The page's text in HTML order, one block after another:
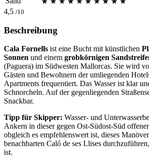
4,5 /10
Beschreibung
Cala Fornells ist eine Bucht mit künstlichen
Sonnen und einem grobkörnigen
(Paguera) im Südwesten Mallorcas. Sie wird
Gästen und Bewohnern der umliegenden
Apartments frequentiert. Das Wasser ist klar
Schnorcheln. Auf der gegenliegenden
Snackbar.
Tipp für Skipper: Wasser- und
Ankern in dieser gegen Ost-Südost-Süd
obgleich es empfehlenswert ist, dieses
benachbarten Caló de ses Llises
ist.